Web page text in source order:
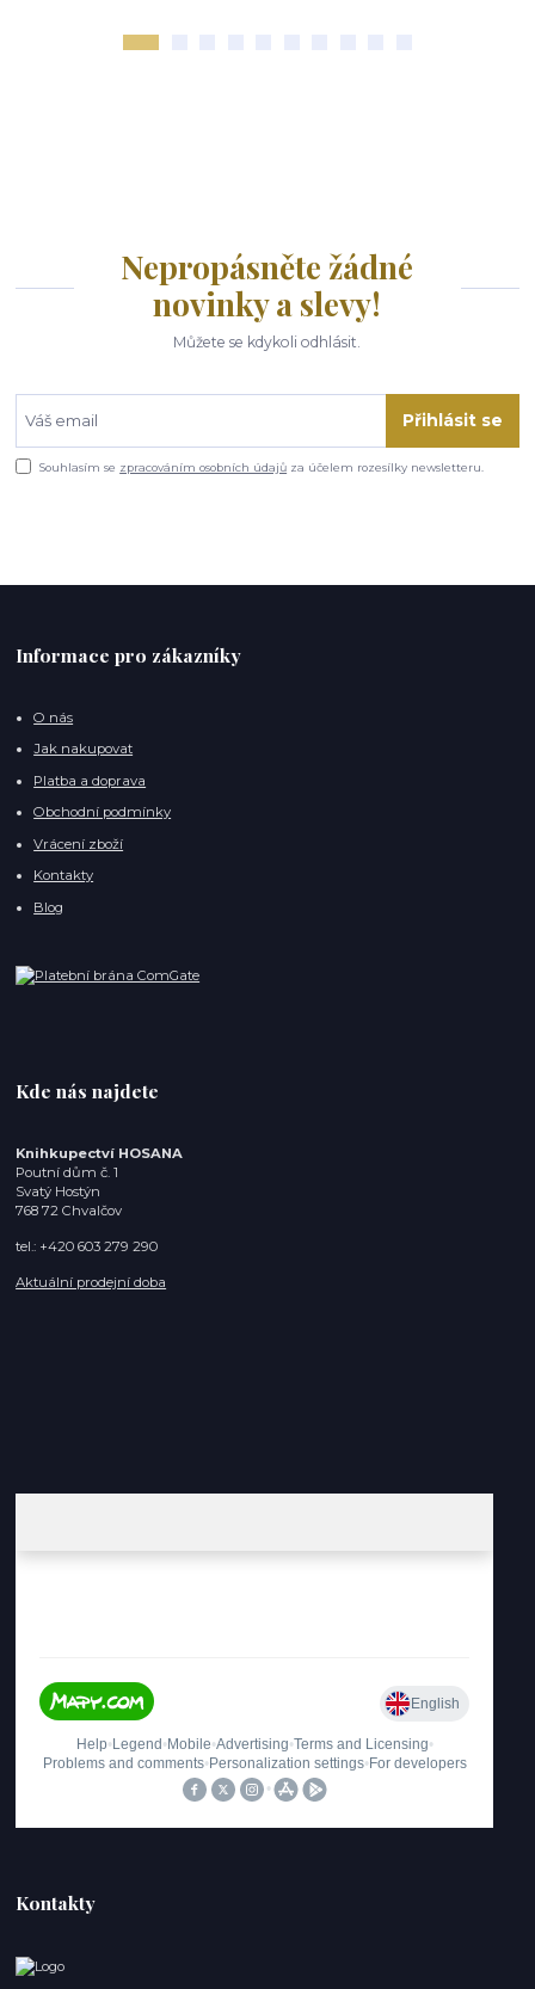
Nepropásněte žádné
novinky a slevy!
Můžete se kdykoli odhlásit.
Přihlásit se
Souhlasím se zpracováním osobních údajů za účelem rozesílky newsletteru.
Informace pro zákazníky
O nás
Jak nakupovat
Platba a doprava
Obchodní podmínky
Vrácení zboží
Kontakty
Blog
Kde nás najdete
Knihkupectví HOSANA
Poutní dům č. 1
Svatý Hostýn
768 72 Chvalčov
tel.: +420 603 279 290
Aktuální prodejní doba
Kontakty